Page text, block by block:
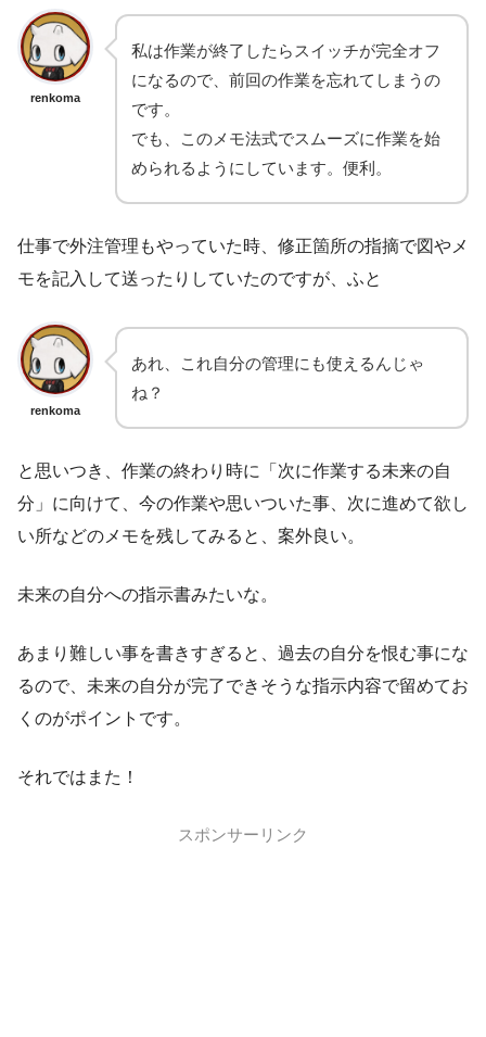
renkoma
私は作業が終了したらスイッチが完全オフ
になるので、前回の作業を忘れてしまうの
です。
でも、このメモ法式でスムーズに作業を始
められるようにしています。便利。
仕事で外注管理もやっていた時、修正箇所の指摘で図やメ
モを記入して送ったりしていたのですが、ふと
renkoma
あれ、これ自分の管理にも使えるんじゃ
ね？
と思いつき、作業の終わり時に「次に作業する未来の自
分」に向けて、今の作業や思いついた事、次に進めて欲し
い所などのメモを残してみると、案外良い。
未来の自分への指示書みたいな。
あまり難しい事を書きすぎると、過去の自分を恨む事にな
るので、未来の自分が完了できそうな指示内容で留めてお
くのがポイントです。
それではまた！
スポンサーリンク